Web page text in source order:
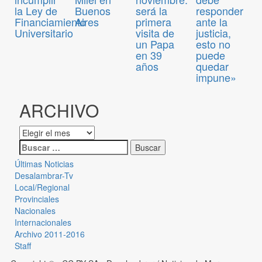
la Ley de
Financiamiento
Universitario
Buenos
Aires
será la
primera
visita de
un Papa
en 39
años
responder
ante la
justicia,
esto no
puede
quedar
impune»
ARCHIVO
Últimas Noticias
Desalambrar-Tv
Local/Regional
Provinciales
Nacionales
Internacionales
Archivo 2011-2016
Staff